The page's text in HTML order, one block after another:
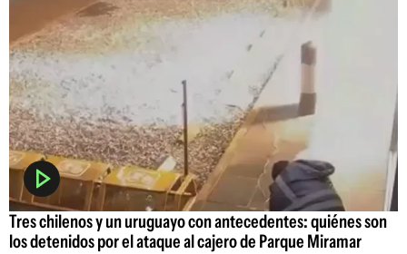
Tres chilenos y un uruguayo con antecedentes: quiénes son
los detenidos por el ataque al cajero de Parque Miramar